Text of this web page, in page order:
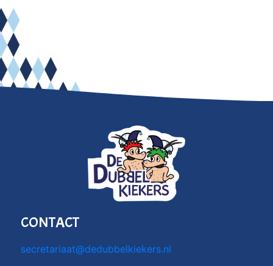
CONTACT
secretariaat@dedubbelkiekers.nl